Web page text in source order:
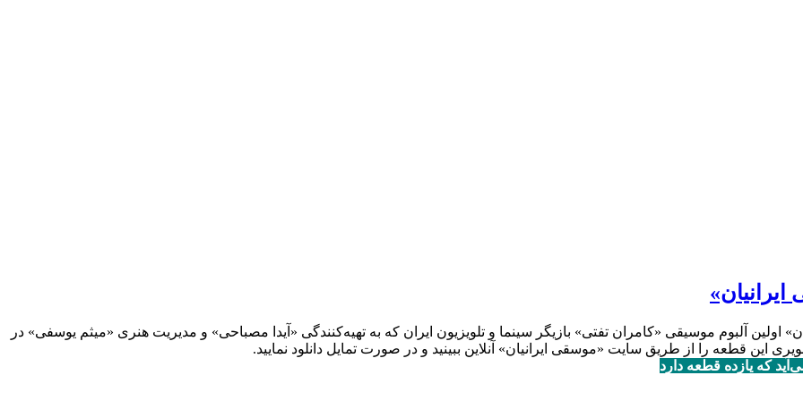
آلبوم موسیقی «کامران تفتی» بازیگر سینما و تلویزیون ایران که به تهیه‌کنندگی «آیدا مصباحی» و مدیریت هنری «میثم یوسفی» در
این قطعه را از طریق سایت «موسقی ایرانیان» آنلاین ببینید و در صورت تمایل دانلود نمایید.
که یازده قطعه دارد